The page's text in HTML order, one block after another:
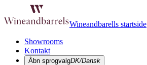
Wineandbarells startside
Showrooms
Kontakt
Åbn sprogvalgDK/Dansk